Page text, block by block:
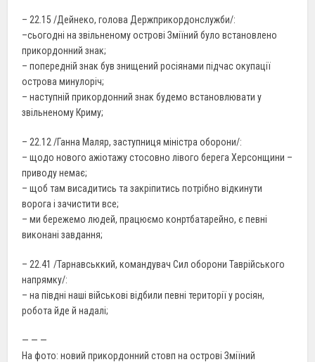
– 22.15 /Дейнеко, голова Держприкордонслужби/:
–сьогодні на звільненому острові Зміїний було встановлено
прикордонний знак;
– попередній знак був знищений росіянами підчас окупації
острова минулоріч;
– наступній прикордонний знак будемо встановлювати у
звільненому Криму;
– 22.12 /Ганна Маляр, заступниця міністра оборони/:
– щодо нового ажіотажу стосовно лівого берега Херсонщини –
приводу немає;
– щоб там висадитись та закріпитись потрібно відкинути
ворога і зачистити все;
– ми бережемо людей, працюємо конртбатарейно, є певні
виконані завдання;
– 22.41 /Тарнавськкий, командувач Сил оборони Таврійського
напрямку/:
– на півдні наші військові відбили певні території у росіян,
робота йде й надалі;
— — —
На фото: новий прикордонний стовп на острові Зміїний